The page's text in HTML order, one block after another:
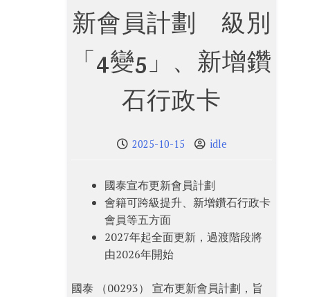
新會員計劃 級別
「4變5」、新增鑽
石行政卡
2025-10-15 idle
國泰宣布更新會員計劃
會籍可跨級提升、新增鑽石行政卡
會員等五方面
2027年起全面更新，過渡階段將
由2026年開始
國泰 （00293） 宣布更新會員計劃，旨